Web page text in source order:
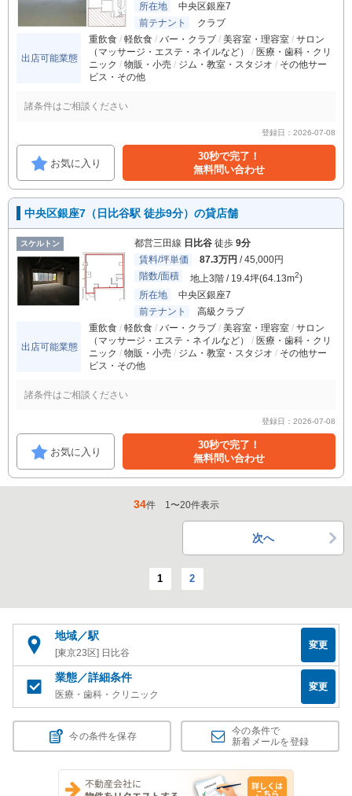
所在地
中央区銀座7
前テナント
クラブ
出店可能業態
重飲食 軽飲食 バー・クラブ 美容室・理容室
サロン
（マッサージ・エステ・ネイルなど）
医療・歯科・クリ
ニック
物販・小売 ジム・教室・スタジオ
その他サー
ビス・その他
諸条件はご相談ください
登録日：2026-07-08
お気に入り
30秒で完了！
無料問い合わせ
中央区銀座7（日比谷駅 徒歩9分）の貸店舗
スケルトン 都営三田線 日比谷 徒歩 9分
賃料/坪単価
87.3万円 / 45,000円
階数/面積
地上3階 / 19.4坪(64.13m2)
所在地
中央区銀座7
前テナント
高級クラブ
出店可能業態
重飲食 軽飲食 バー・クラブ 美容室・理容室
サロン
（マッサージ・エステ・ネイルなど）
医療・歯科・クリ
ニック
物販・小売 ジム・教室・スタジオ
その他サー
ビス・その他
諸条件はご相談ください
登録日：2026-07-08
お気に入り
30秒で完了！
無料問い合わせ
34件 1〜20件表示
次へ
1 2
地域／駅
[東京23区] 日比谷
変更
業態／詳細条件
医療・歯科・クリニック
変更
今の条件を保存
今の条件で
新着メールを登録